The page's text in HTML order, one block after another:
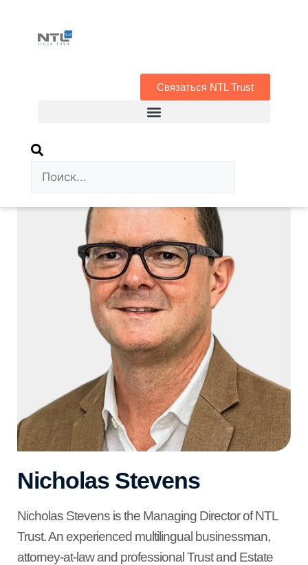
Связаться NTL Trust
Our team
Nicholas Stevens
Nicholas Stevens is the Managing Director of NTL
Trust. An experienced multilingual businessman,
attorney-at-law and professional Trust and Estate